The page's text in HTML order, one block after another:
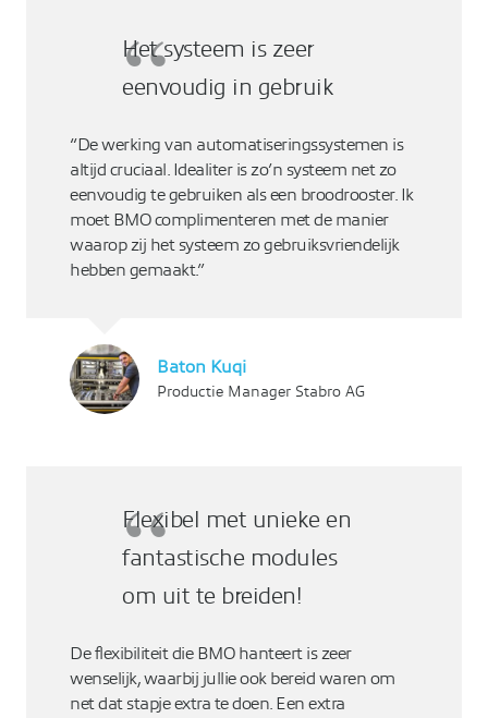
Het systeem is zeer
eenvoudig in gebruik
“De werking van automatiseringssystemen is
altijd cruciaal. Idealiter is zo’n systeem net zo
eenvoudig te gebruiken als een broodrooster. Ik
moet BMO complimenteren met de manier
waarop zij het systeem zo gebruiksvriendelijk
hebben gemaakt.”
Baton Kuqi
Productie Manager Stabro AG
Flexibel met unieke en
fantastische modules
om uit te breiden!
De flexibiliteit die BMO hanteert is zeer
wenselijk, waarbij jullie ook bereid waren om
net dat stapje extra te doen. Een extra